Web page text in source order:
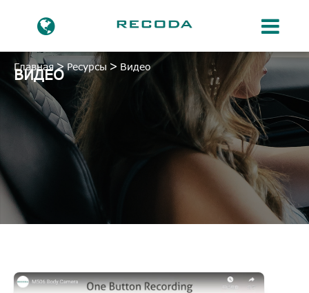
Главная Ресурсы Видео
ВИДЕО